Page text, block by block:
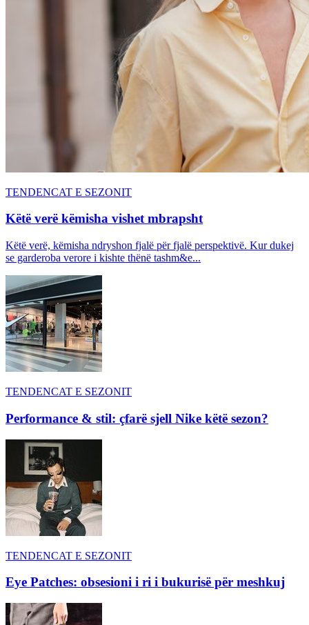
TENDENCAT E SEZONIT
Këtë verë këmisha vishet mbrapsht
Këtë verë, këmisha ndryshon fjalë për fjalë perspektivë. Kur dukej
se garderoba verore i kishte thënë tashm&e...
TENDENCAT E SEZONIT
Performance & stil: çfarë sjell Nike këtë sezon?
TENDENCAT E SEZONIT
Eye Patches: obsesioni i ri i bukurisë për meshkuj